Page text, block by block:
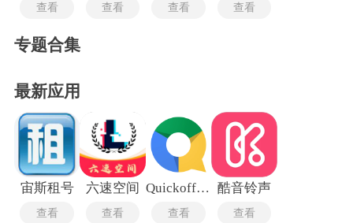
查看 查看 查看 查看
专题合集
最新应用
宙斯租号
查看
六速空间
查看
Quickoffice Pro最新版
查看
酷音铃声
查看